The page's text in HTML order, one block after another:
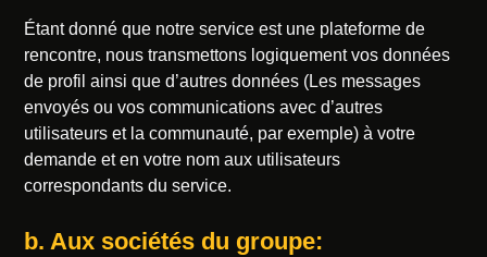
Étant donné que notre service est une plateforme de
rencontre, nous transmettons logiquement vos données
de profil ainsi que d’autres données (Les messages
envoyés ou vos communications avec d’autres
utilisateurs et la communauté, par exemple) à votre
demande et en votre nom aux utilisateurs
correspondants du service.
b. Aux sociétés du groupe: